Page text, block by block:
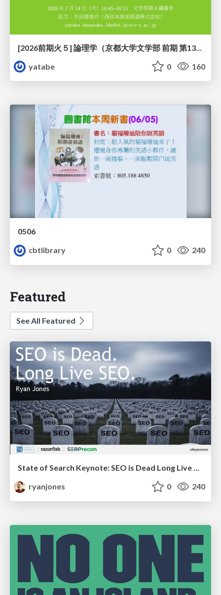
yatabe
0 160
0506
cbtlibrary
0 240
Featured
See All Featured
State of Search Keynote: SEO is Dead Long Live SEO
ryanjones
0 240